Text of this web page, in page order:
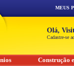
MEUS
Olá,
Cadastre-se
Construção